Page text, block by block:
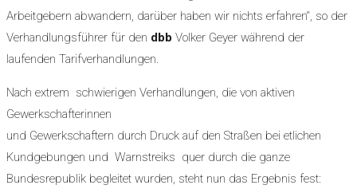
Arbeitgebern abwandern, darüber haben wir nichts erfahren“, so der
Verhandlungsführer für den dbb Volker Geyer während der
laufenden Tarifverhandlungen.
Nach extrem schwierigen Verhandlungen, die von aktiven
Gewerkschafterinnen
und Gewerkschaftern durch Druck auf den Straßen bei etlichen
Kundgebungen und Warnstreiks quer durch die ganze
Bundesrepublik begleitet wurden, steht nun das Ergebnis fest: